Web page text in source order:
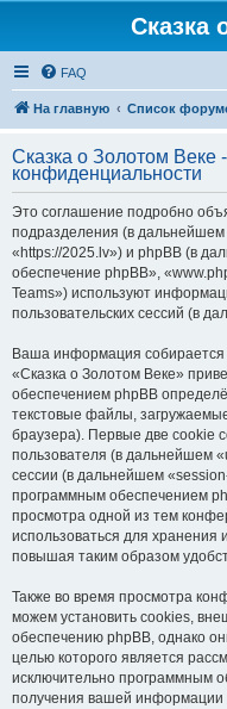
Сказка
FAQ
На главную Список
Сказка о Золотом Веке
конфиденциальности
Это соглашение подробно
подразделения (в
«https://2025.lv») и phpBB (в
обеспечение phpBB»,
Teams») используют
пользовательских сессий (в
Ваша информация
«Сказка о Золотом Веке»
обеспечением phpBB
текстовые файлы,
браузера). Первые две cookie
пользователя (в дальнейшем
сессии (в дальнейшем
программным обеспечением
просмотра одной из тем
использоваться для
повышая таким образом
Также во время просмотра
можем установить cookies,
обеспечению phpBB, однако
целью которого является
исключительно программным
получения вашей